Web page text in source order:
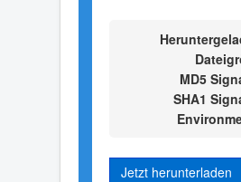
MD5
SHA1
Jetzt herunterladen